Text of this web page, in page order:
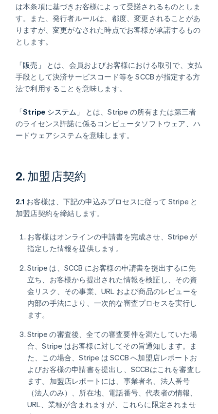
は本条項に基づきお客様によって受諾されるものとしま
す。また、発行者ルールは、都度、変更されることがあ
りますが、変更がなされた時点でお客様が承諾するもの
とします。
「販売」
とは、会員およびお客様における取引で、支払
手段として決済サービスコード等を SCCB が指定する方
法で利用することを意味します。
「Stripe システム」
とは、Stripe の所有または第三者
のライセンス許諾に係るコンピュータソフトウェア、ハ
ードウェアシステムを意味します。
2. 加盟店契約
2.1 お客様は、下記の申込みプロセスに従って Stripe と
加盟店契約を締結します。
お客様はオンラインの申請書を完成させ、Stripe が
指定した情報を提供します。
Stripe は、SCCB にお客様の申請書を提出するに先
立ち、お客様から提出された情報を検証し、その資
金リスク、その事業、URL および商品のレビューを
内部の手法により、一次的な審査プロセスを実行し
ます。
Stripe の審査後、全ての審査要件を満たしていた場
合、Stripe はお客様に対してその旨通知します。ま
た、この場合、Stripe は SCCB へ加盟店レポートお
よびお客様の申請書を提出し、SCCBはこれを審査し
ます。加盟店レポートには、事業者名、法人番号
（法人のみ）、所在地、電話番号、代表者の情報、
URL、業種が含まれますが、これらに限定されませ